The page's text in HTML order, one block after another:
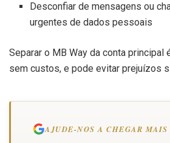
Desconfiar de mensagens ou
urgentes de dados pessoais
Separar o MB Way da conta principal
sem custos, e pode evitar prejuízos
AJUDE-NOS A CHEGAR MAIS